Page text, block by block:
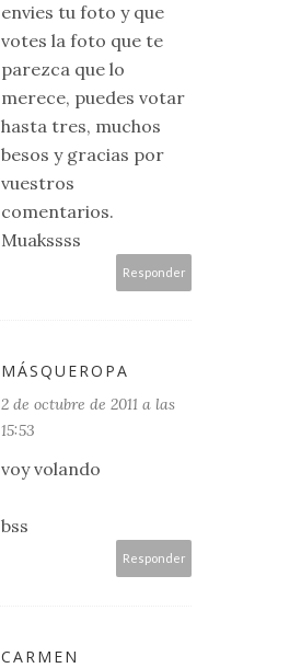
envies tu foto y que
votes la foto que te
parezca que lo
merece, puedes votar
hasta tres, muchos
besos y gracias por
vuestros
comentarios.
Muakssss
Responder
MÁSQUEROPA
2 de octubre de 2011 a las
15:53
voy volando
bss
Responder
CARMEN